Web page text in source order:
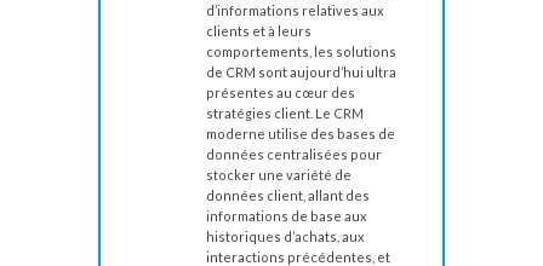
d’informations relatives aux
clients et à leurs
comportements, les solutions
de CRM sont aujourd’hui ultra
présentes au cœur des
stratégies client. Le CRM
moderne utilise des bases de
données centralisées pour
stocker une variété de
données client, allant des
informations de base aux
historiques d’achats, aux
interactions précédentes, et